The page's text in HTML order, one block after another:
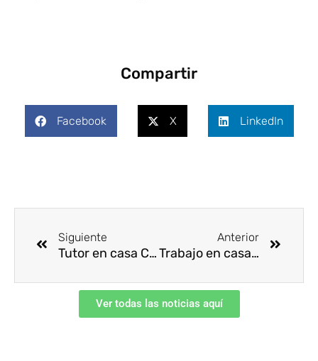
Compartir
Facebook X LinkedIn
Siguiente
Tutor en casa CCS , formación ejecutiva
Anterior
Trabajo en casa, del control a la confianza
Ver todas las noticias aquí